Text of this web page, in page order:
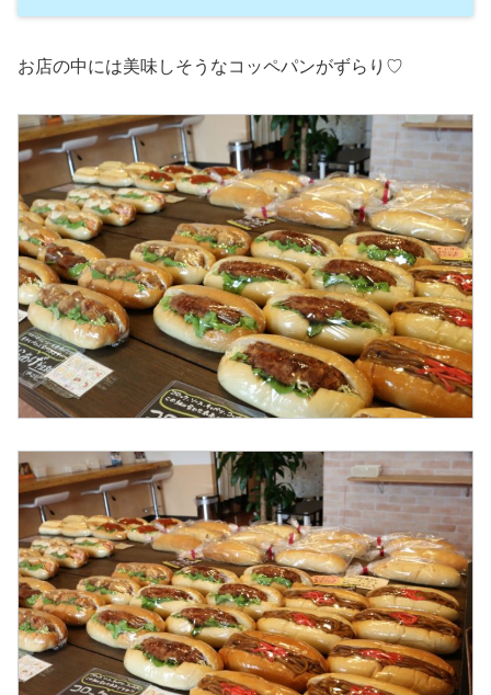
お店の中には美味しそうなコッペパンがずらり♡